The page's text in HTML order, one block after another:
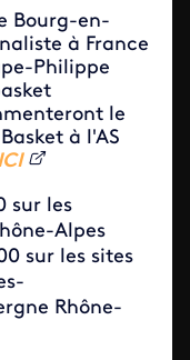
Bourg-en-
à France
Philippe
le
à l'AS
sur les
Alpes
sur les sites
Rhône-